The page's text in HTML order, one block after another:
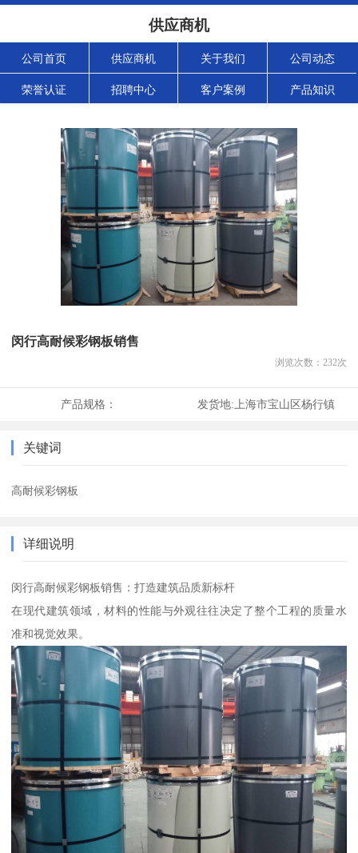
供应商机
公司首页 供应商机 关于我们 公司动态
荣誉认证 招聘中心 客户案例 产品知识
闵行高耐候彩钢板销售
浏览次数： 232次
产品规格： 发货地: 上海市宝山区杨行镇
关键词
高耐候彩钢板
详细说明
闵行高耐候彩钢板销售：打造建筑品质新标杆
在现代建筑领域，材料的性能与外观往往决定了整个工程的质量水
准和视觉效果。